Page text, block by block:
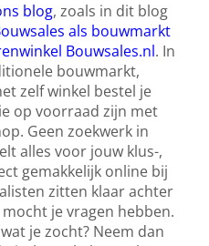
blog, zoals in dit blog
als bouwmarkt
Bouwsales.nl. In
bouwmarkt,
zelf winkel bestel je
op voorraad zijn met
Geen zoekwerk in
alles voor jouw klus-,
gemakkelijk online bij
zitten klaar achter
je vragen hebben.
je zocht? Neem dan